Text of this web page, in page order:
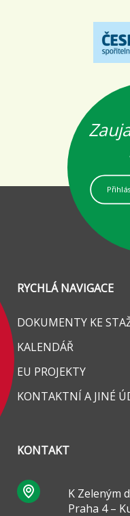
RYCHLÁ NAVIGACE
DOKUMENTY KE
KALENDÁŘ
EU PROJEKTY
KONTAKTNÍ A JINÉ
KONTAKT
K Zeleným
Praha 4 –